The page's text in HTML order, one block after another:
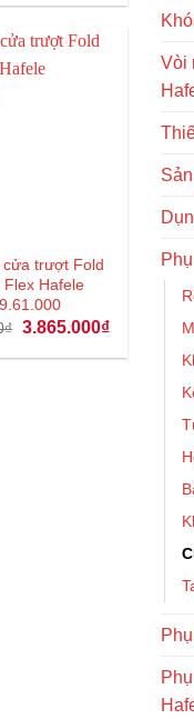
là:
tại
cửa trượt Fold
Flex Hafele
₫ Giá
là:
3.865.000₫Giá
tại
3.865.000₫.
Vòi